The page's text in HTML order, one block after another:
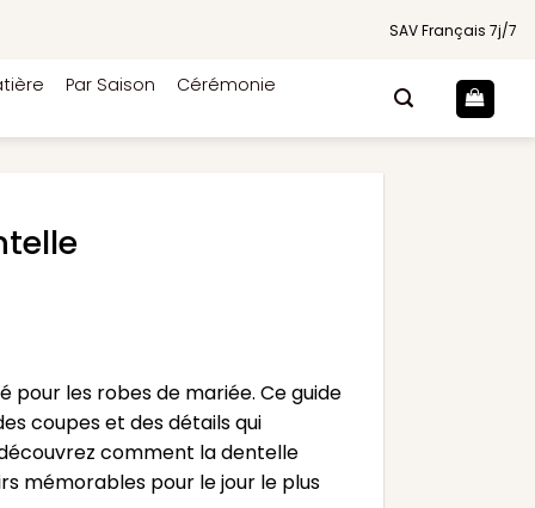
SAV Français 7j/7
Par Saison Cérémonie
pour les robes de mariée. Ce guide
coupes et des détails qui
comment la dentelle
mémorables pour le jour le plus